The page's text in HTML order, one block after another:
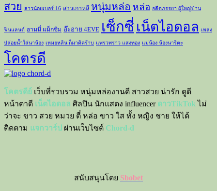
สวย สาวน้อยเบอร์ 16 สาวเกาหลี หนุ่มหล่อ หล่อ อดีตภรรยา ผู้ใหญ่บ้าน
ฟินแลนด์ อามมี่ แม็กซิม อ๊ะอาย 4EVE เซ็กซี่ เน็ตไอดอล เพลง
ปล่อยน้ำใส่นาน้อง เหมยหลิน ก็มาดิคร้าบ แพรวพราว แสงทอง แม่น้อง น้องนาริตะ
โคตรดี
โคตรดีย์ เว็บที่รวบรวม หนุ่มหล่องานดี สาวสวย น่ารัก ดูดี
หน้าตาดี เน็ตไอดอล ศิลปิน นักแสดง influencer ดาวTikTok ไม่
ว่าจะ ขาว สวย หมวย ตี๋ หล่อ ขาว ใส ทั้ง หญิง ชาย ให้ได้
ติดตาม แจกวาร์ป ผ่านเว็บไซต์ Chord-d
สนับสนุนโดย Sbobet